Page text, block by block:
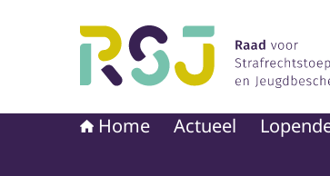
Home Actueel